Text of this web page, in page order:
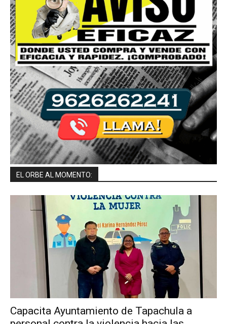
EL ORBE AL MOMENTO:
Capacita Ayuntamiento de Tapachula a